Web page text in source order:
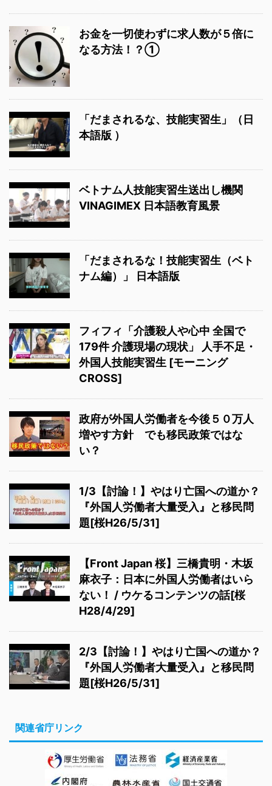
お金を一切使わずに求人数が５倍に
なる方法！？①
「だまされるな、技能実習生」（日
本語版 ）
ベトナム人技能実習生送出し機関
VINAGIMEX 日本語教育風景
「だまされるな！技能実習生（ベト
ナム編）」 日本語版
フィフィ「介護殺人や心中 全国で
179件 介護現場の現状」 人手不足・
外国人技能実習生 [モーニング
CROSS]
政府が外国人労働者を今後５０万人
増やす方針 でも移民政策ではな
い？
1/3【討論！】やはり亡国への道か？
『外国人労働者大量受入』と移民問
題[桜H26/5/31]
【Front Japan 桜】三橋貴明・木坂
麻衣子：日本に外国人労働者はいら
ない！ / ウケるコンテンツの話[桜
H28/4/29]
2/3【討論！】やはり亡国への道か？
『外国人労働者大量受入』と移民問
題[桜H26/5/31]
関連省庁リンク